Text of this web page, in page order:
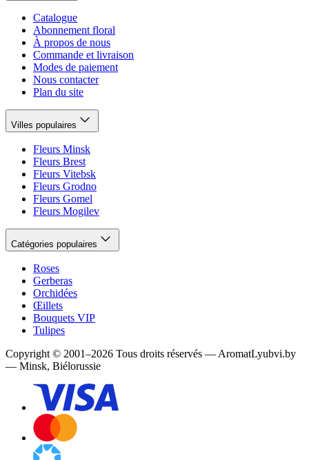
Catalogue
Abonnement floral
À propos de nous
Commande et livraison
Modes de paiement
Nous contacter
Plan du site
Villes populaires
Fleurs Minsk
Fleurs Brest
Fleurs Vitebsk
Fleurs Grodno
Fleurs Gomel
Fleurs Mogilev
Catégories populaires
Roses
Gerberas
Orchidées
Œillets
Bouquets VIP
Tulipes
Copyright © 2001–2026 Tous droits réservés — AromatLyubvi.by
— Minsk, Biélorussie